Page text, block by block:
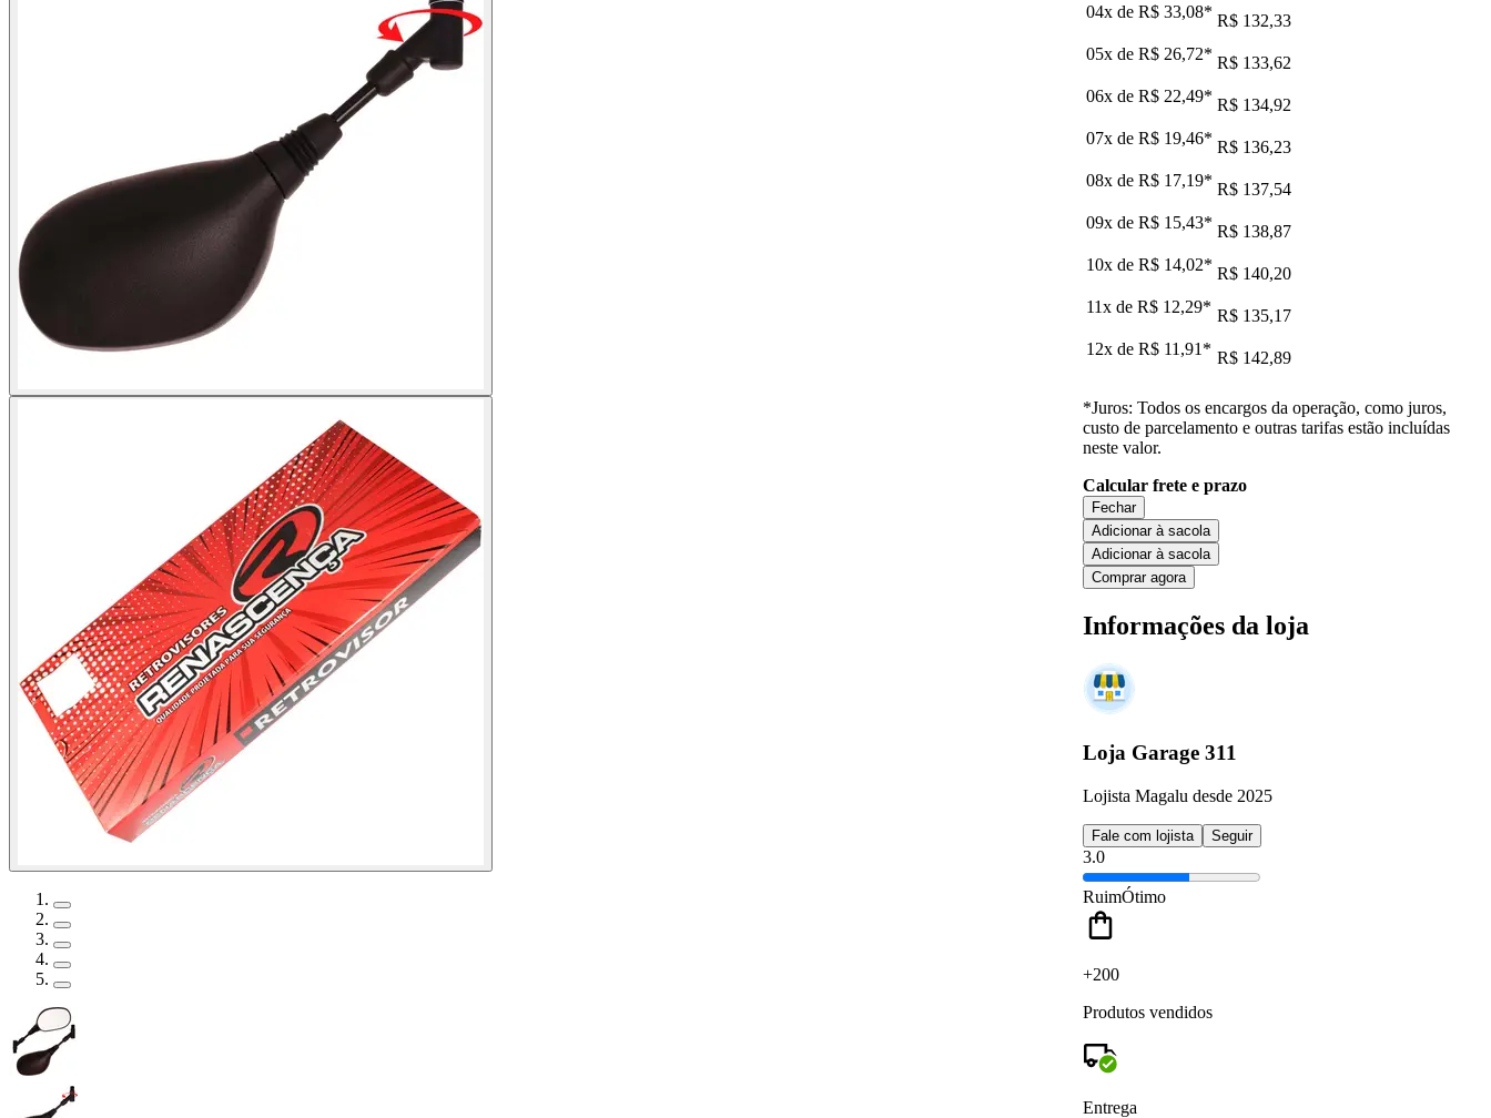
04x de R$ 33,08* R$ 132,33
05x de R$ 26,72* R$ 133,62
06x de R$ 22,49* R$ 134,92
07x de R$ 19,46* R$ 136,23
08x de R$ 17,19* R$ 137,54
09x de R$ 15,43* R$ 138,87
10x de R$ 14,02* R$ 140,20
11x de R$ 12,29* R$ 135,17
12x de R$ 11,91 * R$ 142,89
*Juros: Todos os encargos da operação, como juros,
custo de parcelamento e outras tarifas estão incluídas
neste valor.
Calcular frete e prazo
Fechar
Adicionar à sacola
Adicionar à sacola
Comprar agora
Informações da loja
Loja Garage 311
Lojista Magalu desde 2025
Fale com lojista Seguir
3.0
RuimÓtimo
+200
Produtos vendidos
Entrega